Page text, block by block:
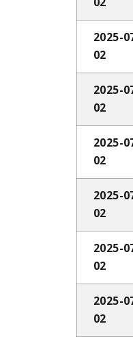
02
2025-
02
2025-
02
2025-
02
2025-
02
2025-
02
2025-
02